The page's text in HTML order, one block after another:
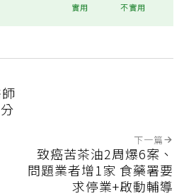
實用 不實用
下一篇
致癌苦茶油2周爆6案、
問題業者增1家 食藥署要
求停業+啟動輔導